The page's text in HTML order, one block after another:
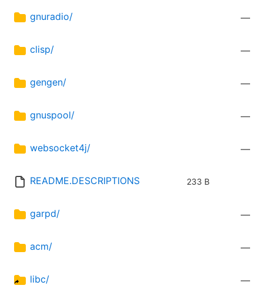
gnuradio/ —
clisp/ —
gengen/ —
gnuspool/ —
websocket4j/ —
README.DESCRIPTIONS 233 B
garpd/ —
acm/ —
libc/ —